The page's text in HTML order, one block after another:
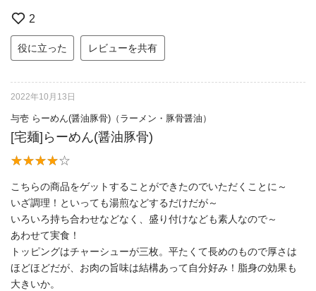
2
役に立った レビューを共有
2022年10月13日
与壱 らーめん(醤油豚骨)（ラーメン・豚骨醤油）
[宅麺]らーめん(醤油豚骨)
こちらの商品をゲットすることができたのでいただくことに～
いざ調理！といっても湯煎などするだけだが～
いろいろ持ち合わせなどなく、盛り付けなども素人なので～
あわせて実食！
トッピングはチャーシューが三枚。平たくて長めのもので厚さは
ほどほどだが、お肉の旨味は結構あって自分好み！脂身の効果も
大きいか。